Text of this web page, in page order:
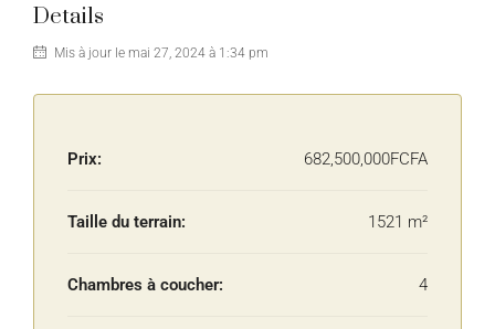
Details
Mis à jour le mai 27, 2024 à 1:34 pm
Prix: 682,500,000FCFA
Taille du terrain: 1521 m²
Chambres à coucher: 4